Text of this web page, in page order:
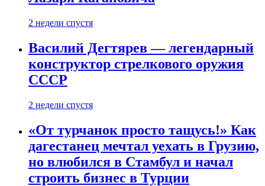
2 недели спустя
Василий Дегтярев — легендарный
конструктор стрелкового оружия
СССР
2 недели спустя
«От турчанок просто тащусь!» Как
дагестанец мечтал уехать в Грузию,
но влюбился в Стамбул и начал
строить бизнес в Турции